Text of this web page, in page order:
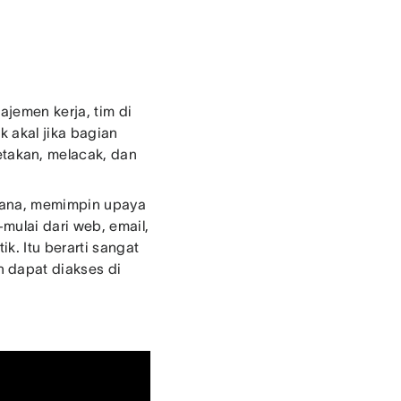
kerja, tim di
akal jika bagian
melacak, dan
memimpin upaya
dari web, email,
Itu berarti sangat
dapat diakses di